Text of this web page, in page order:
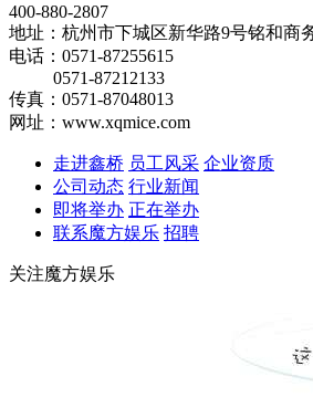
400-880-2807
地址：杭州市下城区新华路9号铭和商
电话：0571-87255615
0571-87212133
传真：0571-87048013
网址：www.xqmice.com
走进鑫桥 员工风采 企业资质
公司动态 行业新闻
即将举办 正在举办
联系魔方娱乐 招聘
关注魔方娱乐